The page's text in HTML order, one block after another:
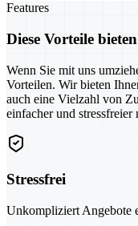
Features
Diese Vorteile
Wenn Sie mit uns
Vorteilen. Wir bieten
auch eine Vielzahl von
einfacher und stressfreier
Stressfrei
Unkompliziert Angebote